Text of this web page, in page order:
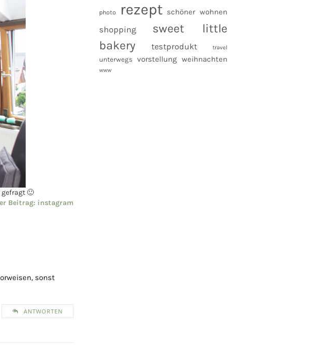
gefragt 🙂
Beitrag: instagram
sonst
ANTWORTEN
photo rezept schöner wohnen
shopping
sweet little
bakery
testprodukt travel
unterwegs vorstellung weihnachten
www